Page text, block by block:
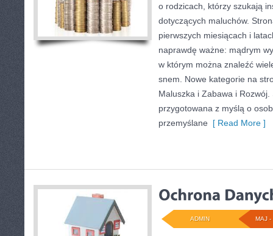
o rodzicach, którzy szukają
dotyczących maluchów.
pierwszych miesiącach i
naprawdę ważne: mądrym
w którym można znaleźć
snem. Nowe kategorie na
Maluszka i Zabawa i Rozwój.
przygotowana z myślą o
przemyślane [ Read More ]
MAJ -
ADMIN